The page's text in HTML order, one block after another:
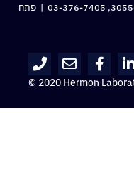
03-376-7405 | פתח
© 2020 Hermon